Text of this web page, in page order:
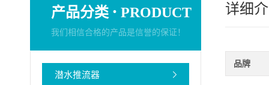
产品分类 · PRODUCT
我们相信合格的产品是信誉的保证！
潜水推流器
详细
品牌